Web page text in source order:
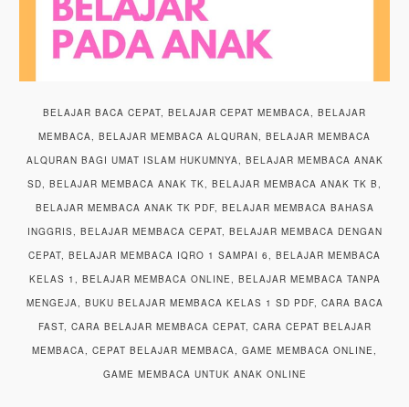
BELAJAR BACA CEPAT, BELAJAR CEPAT MEMBACA, BELAJAR
MEMBACA, BELAJAR MEMBACA ALQURAN, BELAJAR MEMBACA
ALQURAN BAGI UMAT ISLAM HUKUMNYA, BELAJAR MEMBACA ANAK
SD, BELAJAR MEMBACA ANAK TK, BELAJAR MEMBACA ANAK TK B,
BELAJAR MEMBACA ANAK TK PDF, BELAJAR MEMBACA BAHASA
INGGRIS, BELAJAR MEMBACA CEPAT, BELAJAR MEMBACA DENGAN
CEPAT, BELAJAR MEMBACA IQRO 1 SAMPAI 6, BELAJAR MEMBACA
KELAS 1, BELAJAR MEMBACA ONLINE, BELAJAR MEMBACA TANPA
MENGEJA, BUKU BELAJAR MEMBACA KELAS 1 SD PDF, CARA BACA
FAST, CARA BELAJAR MEMBACA CEPAT, CARA CEPAT BELAJAR
MEMBACA, CEPAT BELAJAR MEMBACA, GAME MEMBACA ONLINE,
GAME MEMBACA UNTUK ANAK ONLINE